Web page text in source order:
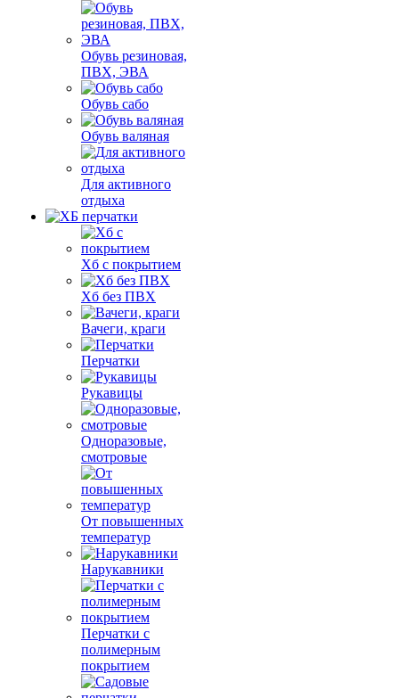
Обувь резиновая,
ПВХ, ЭВА
Обувь сабо
Обувь валяная
Для активного
отдыха
Хб с покрытием
Хб без ПВХ
Вачеги, краги
Перчатки
Рукавицы
Одноразовые,
смотровые
От повышенных
температур
Нарукавники
Перчатки с
полимерным
покрытием